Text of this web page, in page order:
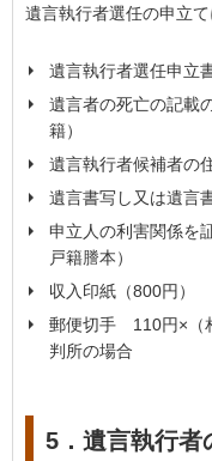
遺言執行者選任の申立
遺言執行者選任申立
遺言者の死亡の記載
籍）
遺言執行者候補者の
遺言書写し 又は遺言
申立人の利害関係を
戸籍謄本）
収入印紙（800円）
郵便切手 110円×（
判所の場合
5．遺言執行者